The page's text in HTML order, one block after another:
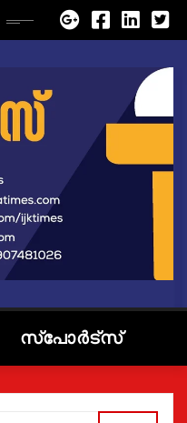
സ്പോർട്സ്